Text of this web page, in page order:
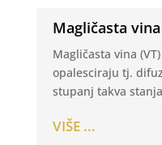
Magličasta vina
Magličasta vina
opalesciraju tj.
stupanj takva
VIŠE ...